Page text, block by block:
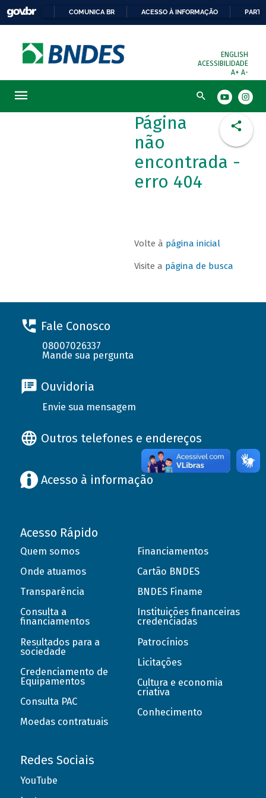
COMUNICA BR ACESSO À INFORMAÇÃO
ENGLISH
ACESSIBILIDADE
A+ A-
Busca
Página
não
encontrada -
erro 404
Volte à página inicial
Visite a página de busca
Fale Conosco
08007026337
Mande sua pergunta
Ouvidoria
Envie sua mensagem
Outros telefones e endereços
Acesso à informação
Acesso Rápido
Quem somos
Onde atuamos
Transparência
Consulta a
financiamentos
Resultados para a
sociedade
Credenciamento de
Equipamentos
Consulta PAC
Moedas contratuais
Financiamentos
Cartão BNDES
BNDES Finame
Instituições financeiras
credenciadas
Patrocínios
Licitações
Cultura e economia
criativa
Conhecimento
Redes Sociais
YouTube